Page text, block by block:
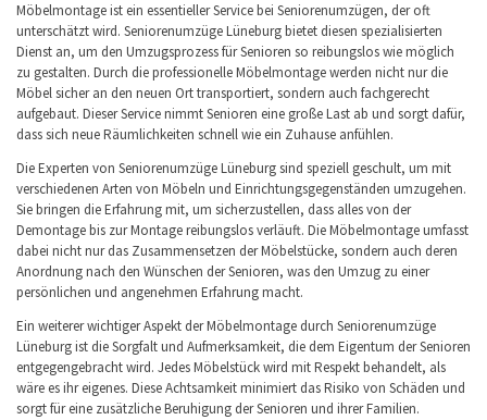
Möbelmontage ist ein essentieller Service bei Seniorenumzügen, der oft
unterschätzt wird. Seniorenumzüge Lüneburg bietet diesen spezialisierten
Dienst an, um den Umzugsprozess für Senioren so reibungslos wie möglich
zu gestalten. Durch die professionelle Möbelmontage werden nicht nur die
Möbel sicher an den neuen Ort transportiert, sondern auch fachgerecht
aufgebaut. Dieser Service nimmt Senioren eine große Last ab und sorgt dafür,
dass sich neue Räumlichkeiten schnell wie ein Zuhause anfühlen.
Die Experten von Seniorenumzüge Lüneburg sind speziell geschult, um mit
verschiedenen Arten von Möbeln und Einrichtungsgegenständen umzugehen.
Sie bringen die Erfahrung mit, um sicherzustellen, dass alles von der
Demontage bis zur Montage reibungslos verläuft. Die Möbelmontage umfasst
dabei nicht nur das Zusammensetzen der Möbelstücke, sondern auch deren
Anordnung nach den Wünschen der Senioren, was den Umzug zu einer
persönlichen und angenehmen Erfahrung macht.
Ein weiterer wichtiger Aspekt der Möbelmontage durch Seniorenumzüge
Lüneburg ist die Sorgfalt und Aufmerksamkeit, die dem Eigentum der Senioren
entgegengebracht wird. Jedes Möbelstück wird mit Respekt behandelt, als
wäre es ihr eigenes. Diese Achtsamkeit minimiert das Risiko von Schäden und
sorgt für eine zusätzliche Beruhigung der Senioren und ihrer Familien.